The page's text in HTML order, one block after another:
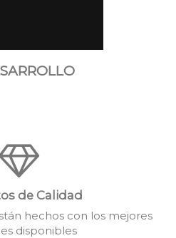
de Calidad
hechos con los mejores
disponibles